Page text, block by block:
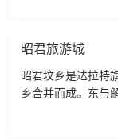
昭君旅游城
昭君坟乡是达拉特
乡合并而成。东与